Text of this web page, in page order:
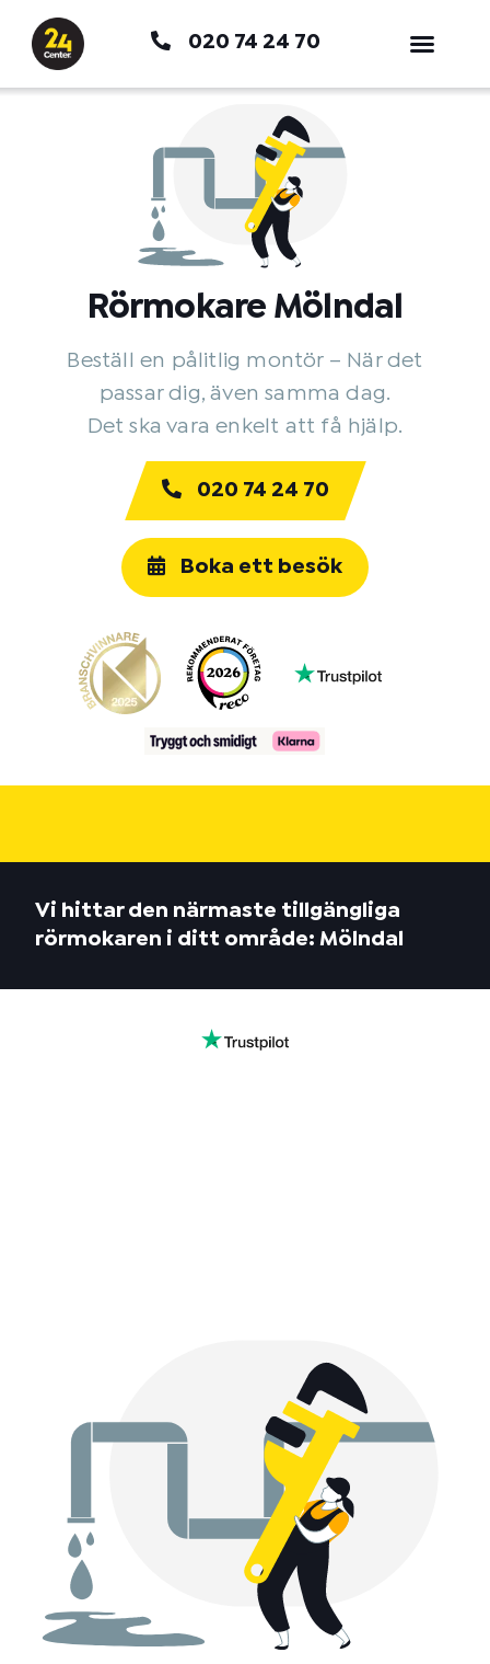
innehåll
020 74 24 70
Rörmokare Mölndal
Beställ en pålitlig montör – När det
passar dig, även samma dag.
Det ska vara enkelt att få hjälp.
020 74 24 70
Boka ett besök
Vi hittar den närmaste tillgängliga
rörmokaren i ditt område: Mölndal